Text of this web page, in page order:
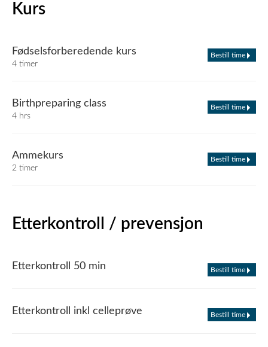
Kurs
Fødselsforberedende kurs
4 timer
Bestill time
Birthpreparing class
4 hrs
Bestill time
Ammekurs
2 timer
Bestill time
Etterkontroll / prevensjon
Etterkontroll 50 min Bestill time
Etterkontroll inkl celleprøve Bestill time